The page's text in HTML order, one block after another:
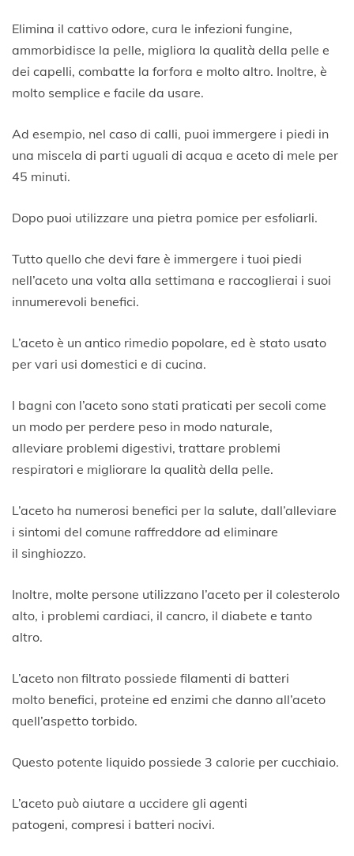
Elimina il cattivo odore, cura le infezioni fungine,
ammorbidisce la pelle, migliora la qualità della pelle e
dei capelli, combatte la forfora e molto altro. Inoltre, è
molto semplice e facile da usare.
Ad esempio, nel caso di calli, puoi immergere i piedi in
una miscela di parti uguali di acqua e aceto di mele per
45 minuti.
Dopo puoi utilizzare una pietra pomice per esfoliarli.
Tutto quello che devi fare è immergere i tuoi piedi
nell’aceto una volta alla settimana e raccoglierai i suoi
innumerevoli benefici.
L’aceto è un antico rimedio popolare, ed è stato usato
per vari usi domestici e di cucina.
I bagni con l’aceto sono stati praticati per secoli come
un modo per perdere peso in modo naturale,
alleviare problemi digestivi, trattare problemi
respiratori e migliorare la qualità della pelle.
L’aceto ha numerosi benefici per la salute, dall’alleviare
i sintomi del comune raffreddore ad eliminare
il singhiozzo.
Inoltre, molte persone utilizzano l’aceto per il colesterolo
alto, i problemi cardiaci, il cancro, il diabete e tanto
altro.
L’aceto non filtrato possiede filamenti di batteri
molto benefici, proteine ed enzimi che danno all’aceto
quell’aspetto torbido.
Questo potente liquido possiede 3 calorie per cucchiaio.
L’aceto può aiutare a uccidere gli agenti
patogeni, compresi i batteri nocivi.